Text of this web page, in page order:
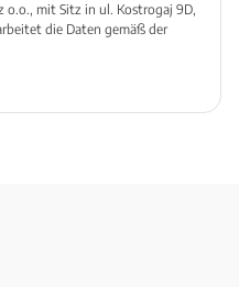
o.o., mit Sitz in ul. Kostrogaj 9D,
die Daten gemäß der